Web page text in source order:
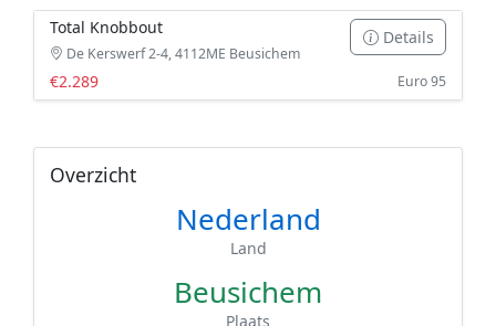
Total Knobbout
De Kerswerf 2-4, 4112ME Beusichem
Details
€2.289 Euro 95
Overzicht
Nederland
Land
Beusichem
Plaats